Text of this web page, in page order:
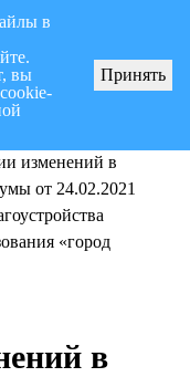
2026 г.
изменений в
от 24.02.2021
«город
в
в
вы
Принять